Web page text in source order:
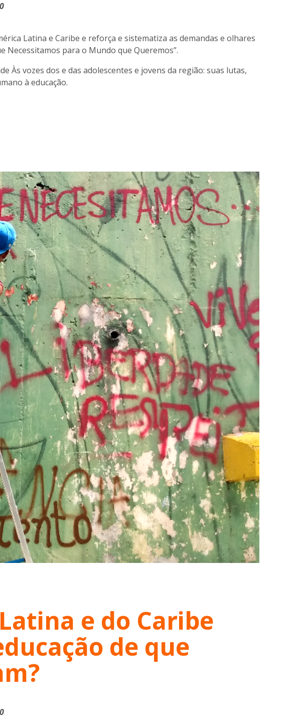
Latina e Caribe e reforça e sistematiza as demandas e olhares
Necessitamos para o Mundo que Queremos”.
Às vozes dos e das adolescentes e jovens da região: suas lutas,
à educação.
e do Caribe
de que